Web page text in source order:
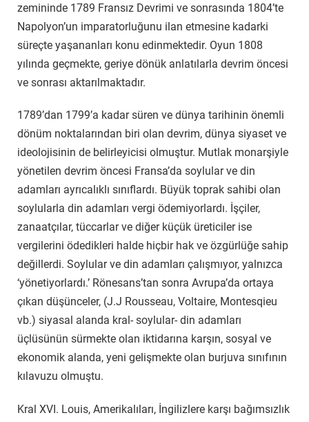
zemininde 1789 Fransız Devrimi ve sonrasında 1804’te
Napolyon’un imparatorluğunu ilan etmesine kadarki
süreçte yaşananları konu edinmektedir. Oyun 1808
yılında geçmekte, geriye dönük anlatılarla devrim öncesi
ve sonrası aktarılmaktadır.
1789’dan 1799’a kadar süren ve dünya tarihinin önemli
dönüm noktalarından biri olan devrim, dünya siyaset ve
ideolojisinin de belirleyicisi olmuştur. Mutlak monarşiyle
yönetilen devrim öncesi Fransa’da soylular ve din
adamları ayrıcalıklı sınıflardı. Büyük toprak sahibi olan
soylularla din adamları vergi ödemiyorlardı. İşçiler,
zanaatçılar, tüccarlar ve diğer küçük üreticiler ise
vergilerini ödedikleri halde hiçbir hak ve özgürlüğe sahip
değillerdi. Soylular ve din adamları çalışmıyor, yalnızca
‘yönetiyorlardı.’ Rönesans’tan sonra Avrupa’da ortaya
çıkan düşünceler, (J.J Rousseau, Voltaire, Montesqieu
vb.) siyasal alanda kral- soylular- din adamları
üçlüsünün sürmekte olan iktidarına karşın, sosyal ve
ekonomik alanda, yeni gelişmekte olan burjuva sınıfının
kılavuzu olmuştu.
Kral XVI. Louis, Amerikalıları, İngilizlere karşı bağımsızlık